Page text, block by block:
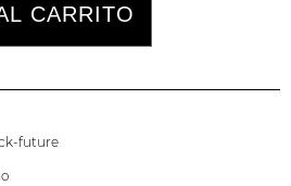
CARRITO
future